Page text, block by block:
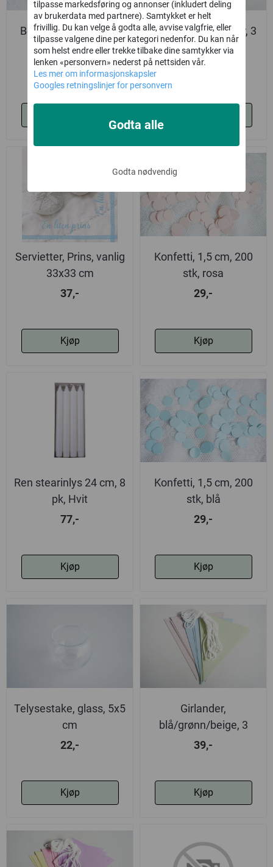
Bordkort babyblå, 10
stk, 4x8 cm,
29,-
Girlander, hvit/natur, 3
meter
39,-
Servietter, Prins, vanlig
33x33 cm
37,-
Kjøp
Konfetti, 1,5 cm, 200
stk, rosa
29,-
Kjøp
Ren stearinlys 24 cm, 8
pk, Hvit
77,-
Kjøp
Konfetti, 1,5 cm, 200
stk, blå
29,-
Kjøp
Telysestake, glass, 5x5
cm
22,-
Kjøp
Girlander,
blå/grønn/beige, 3
meter
39,-
Kjøp
tilpasse markedsføring og annonser (inkludert deling
av brukerdata med partnere). Samtykket er helt
frivillig. Du kan velge å godta alle, avvise valgfrie, eller
tilpasse valgene dine per kategori nedenfor. Du kan når
som helst endre eller trekke tilbake dine samtykker via
lenken «personvern» nederst på nettsiden vår.
Les mer om informasjonskapsler
Googles retningslinjer for personvern
Godta nødvendig
Godta alle